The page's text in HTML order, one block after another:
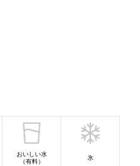
おいしい水
（有料）
氷